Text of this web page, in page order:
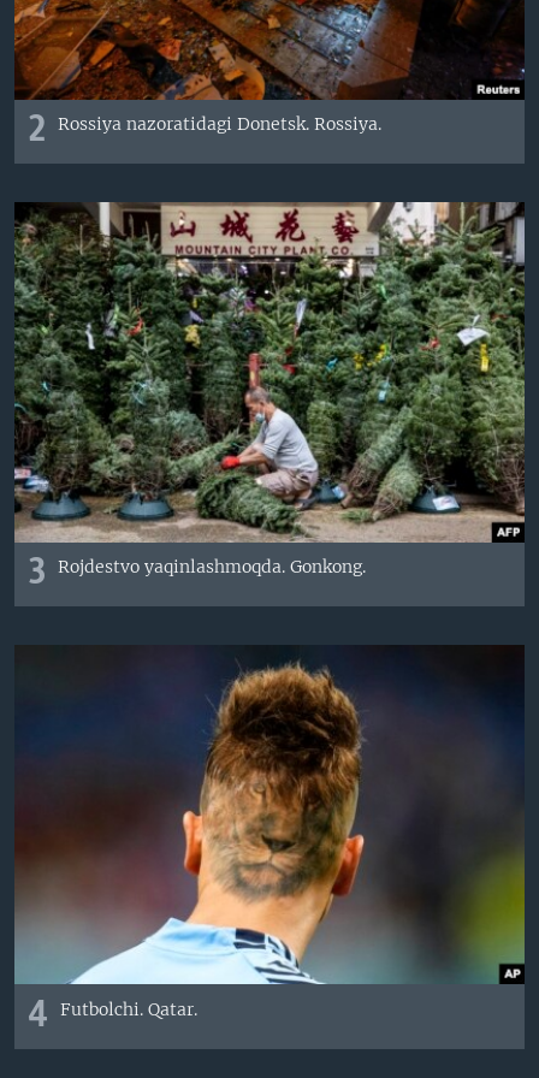
2 Rossiya nazoratidagi Donetsk. Rossiya.
3 Rojdestvo yaqinlashmoqda. Gonkong.
4 Futbolchi. Qatar.